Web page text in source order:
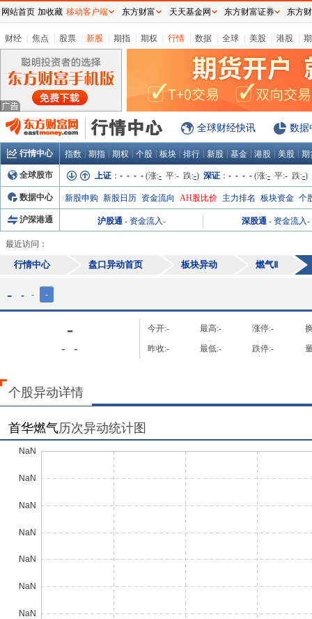
财经 焦点 股票 新股 期指 期权 行情 数据 全球 美股 港股
全球财经快讯 数据
行情中心 指数 期指 期权 个股 板块 排行 新股 基金 港股 美股 期
全球股市 上证 ： - - - - (涨:- 平:- 跌:-) 深证 ： - - - - (涨:- 平:- 跌:-)
数据中心 新股申购 新股日历 资金流向 AH股比价 主力排名 板块资金 个
沪深港通 沪股通 - 资金流入- 深股通 - 资金流入-
最近访问：
行情中心 盘口异动首页 板块异动 燃气Ⅱ
- - - -
-
- -
今开:- 最高:- 涨停:-
昨收:- 最低:- 跌停:-
个股异动详情
首华燃气历次异动统计图
网站首页 加收藏 移动客户端 东方财富 天天基金网 东方财富证券 东方